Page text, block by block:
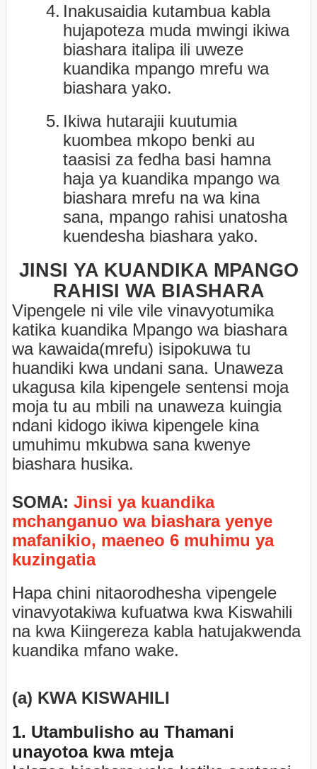
4. Inakusaidia kutambua kabla
hujapoteza muda mwingi ikiwa
biashara italipa ili uweze
kuandika mpango mrefu wa
biashara yako.
5. Ikiwa hutarajii kuutumia
kuombea mkopo benki au
taasisi za fedha basi hamna
haja ya kuandika mpango wa
biashara mrefu na wa kina
sana, mpango rahisi unatosha
kuendesha biashara yako.
JINSI YA KUANDIKA MPANGO
RAHISI WA BIASHARA
Vipengele ni vile vile vinavyotumika
katika kuandika Mpango wa biashara
wa kawaida(mrefu) isipokuwa tu
huandiki kwa undani sana. Unaweza
ukagusa kila kipengele sentensi moja
moja tu au mbili na unaweza kuingia
ndani kidogo ikiwa kipengele kina
umuhimu mkubwa sana kwenye
biashara husika.
SOMA: Jinsi ya kuandika
mchanganuo wa biashara yenye
mafanikio, maeneo 6 muhimu ya
kuzingatia
Hapa chini nitaorodhesha vipengele
vinavyotakiwa kufuatwa kwa Kiswahili
na kwa Kiingereza kabla hatujakwenda
kuandika mfano wake.
(a) KWA KISWAHILI
1. Utambulisho au Thamani
unayotoa kwa mteja